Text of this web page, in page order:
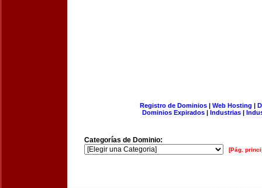
Registro de Dominios| Web Hosting |
Dominios Expirados | Industrias |
Categorías de Dominio:
[Pág.